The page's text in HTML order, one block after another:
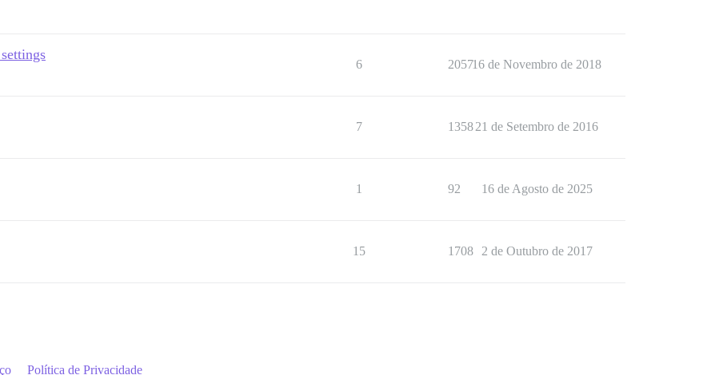
6 205716 de Novembro de 2018
7 135821 de Setembro de 2016
1 92 16 de Agosto de 2025
15 1708 2 de Outubro de 2017
Política de Privacidade